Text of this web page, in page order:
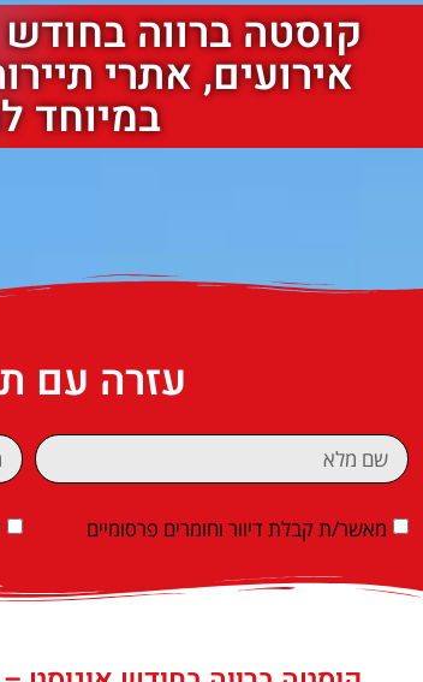
קוסטה ברווה בחודש
אירועים, אתרי
במיוחד
עזרה עם
מאשר/ת קבלת דיוור וחומרים פרסומיים